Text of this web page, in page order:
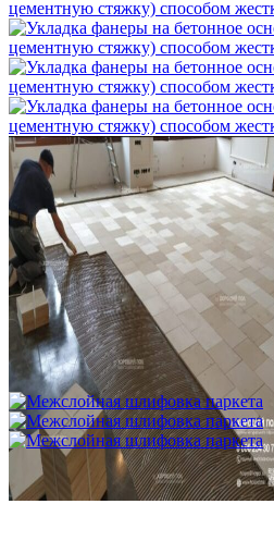
Укладка фанеры на
(огрунтованную
жесткого приклеивания
750 ₽